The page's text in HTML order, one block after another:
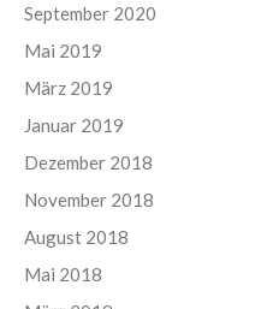
September 2020
Mai 2019
März 2019
Januar 2019
Dezember 2018
November 2018
August 2018
Mai 2018